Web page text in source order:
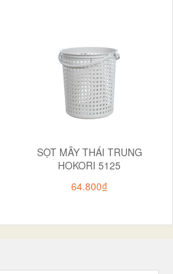
SỌT MÂY THÁI TRUNG
HOKORI 5125
64.800₫